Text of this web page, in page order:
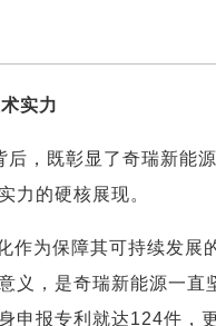
实力
后，既彰显了奇瑞新能
力的硬核展现。
作为保障其可持续发展
义，是奇瑞新能源一直
申报专利就达124件，